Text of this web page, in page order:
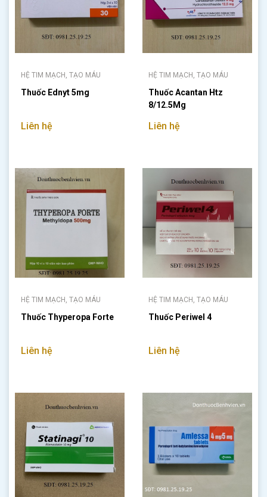
HỆ TIM MẠCH, TẠO MÁU
Thuốc Ednyt 5mg
Liên hệ
HỆ TIM MẠCH, TẠO MÁU
Thuốc Acantan Htz
8/12.5Mg
Liên hệ
HỆ TIM MẠCH, TẠO MÁU
Thuốc Thyperopa Forte
Liên hệ
HỆ TIM MẠCH, TẠO MÁU
Thuốc Periwel 4
Liên hệ